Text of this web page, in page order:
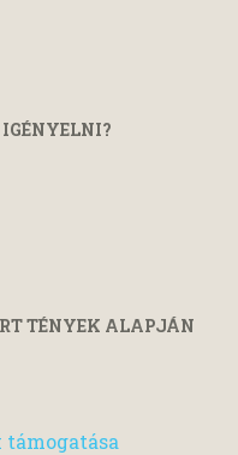
IGÉNYELNI?
TÉNYEK ALAPJÁN